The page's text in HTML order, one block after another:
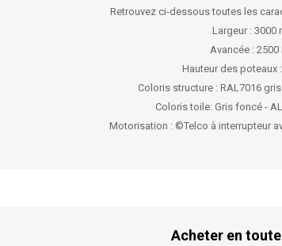
Retrouvez ci-dessous toutes les
Largeur : 3000
Avancée : 2500
Hauteur des poteaux
Coloris structure: RAL7016
Coloris toile: Gris foncé -
Motorisation : ©Telco à interrupteur
Acheter en